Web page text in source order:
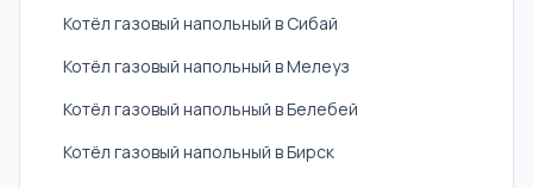
Котёл газовый напольный в Сибай
Котёл газовый напольный в Мелеуз
Котёл газовый напольный в Белебей
Котёл газовый напольный в Бирск